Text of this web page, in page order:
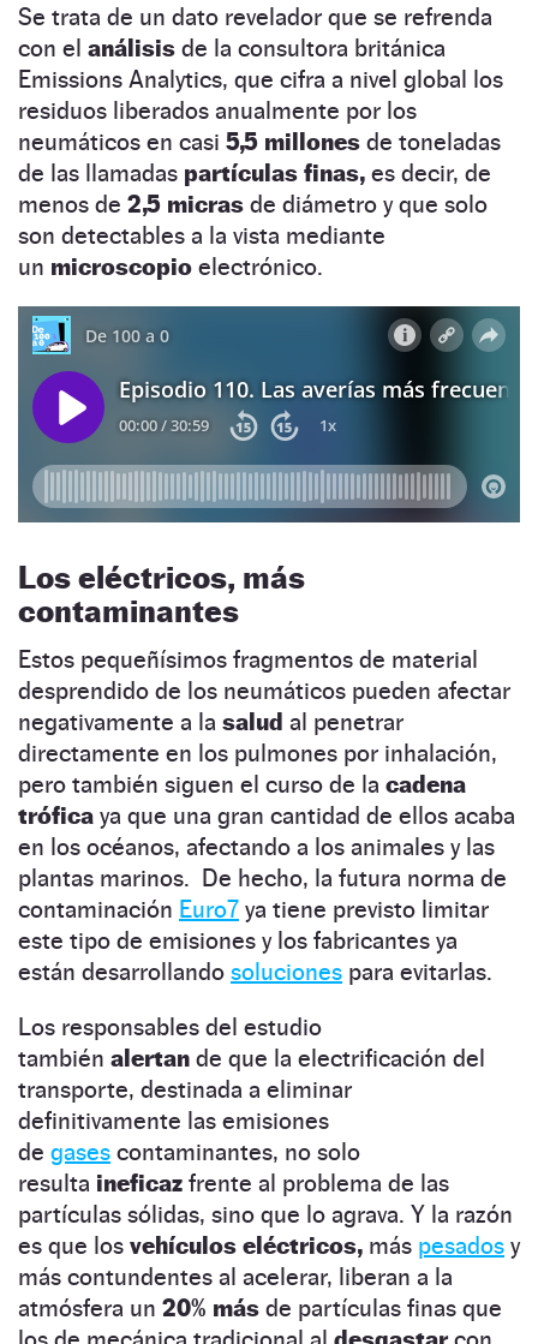
Se trata de un dato revelador que se refrenda
con el análisis de la consultora británica
Emissions Analytics, que cifra a nivel global los
residuos liberados anualmente por los
neumáticos en casi 5,5 millones de toneladas
de las llamadas partículas finas, es decir, de
menos de 2,5 micras de diámetro y que solo
son detectables a la vista mediante
un microscopio electrónico.
Los eléctricos, más
contaminantes
Estos pequeñísimos fragmentos de material
desprendido de los neumáticos pueden afectar
negativamente a la salud al penetrar
directamente en los pulmones por inhalación,
pero también siguen el curso de la cadena
trófica ya que una gran cantidad de ellos acaba
en los océanos, afectando a los animales y las
plantas marinos. De hecho, la futura norma de
contaminación Euro7 ya tiene previsto limitar
este tipo de emisiones y los fabricantes ya
están desarrollando soluciones para evitarlas.
Los responsables del estudio
también alertan de que la electrificación del
transporte, destinada a eliminar
definitivamente las emisiones
de gases contaminantes, no solo
resulta ineficaz frente al problema de las
partículas sólidas, sino que lo agrava. Y la razón
es que los vehículos eléctricos, más pesados y
más contundentes al acelerar, liberan a la
atmósfera un 20% más de partículas finas que